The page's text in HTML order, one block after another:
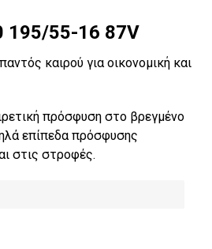
195/55-16 87V
καιρού για οικονομική και
πρόσφυση στο βρεγμένο
επίπεδα πρόσφυσης
στις στροφές.